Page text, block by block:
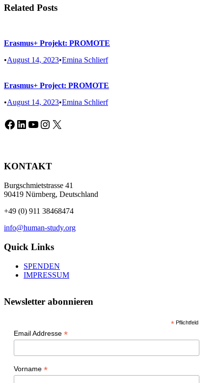
Related Posts
Erasmus+ Projekt: PROMOTE
•August 14, 2023•Emina Schlierf
Erasmus+ Project: PROMOTE
•August 14, 2023•Emina Schlierf
Facebook
LinkedIn
YouTube
Instagram
X
KONTAKT
Burgschmietstrasse 41
90419 Nürnberg, Deutschland
+49 (0) 911 38468474
info@human-study.org
Quick Links
SPENDEN
IMPRESSUM
Newsletter abonnieren
* Pflichtfeld
Email Addresse *
Vorname *